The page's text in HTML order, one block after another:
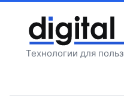
содержимому
Технологии для